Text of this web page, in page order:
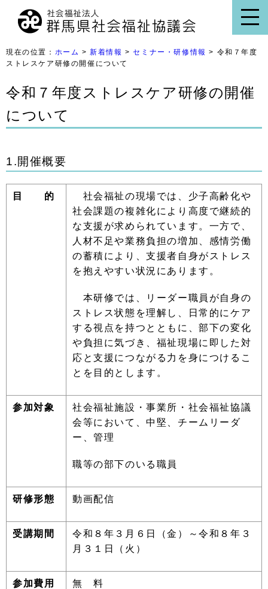
現在の位置： ホーム >新着情報 >セミナー・研修情報 > 令和７年度
ストレスケア研修の開催について
令和７年度ストレスケア研修の開催
について
1.開催概要
目 的
社会福祉の現場では、少子高齢化や
社会課題の複雑化により高度で継続的
な支援が求められています。一方で、
人材不足や業務負担の増加、感情労働
の蓄積により、支援者自身がストレス
を抱えやすい状況にあります。
本研修では、リーダー職員が自身の
ストレス状態を理解し、日常的にケア
する視点を持つとともに、部下の変化
や負担に気づき、福祉現場に即した対
応と支援につながる力を身につけるこ
とを目的とします。
参加対象
社会福祉施設・事業所・社会福祉協議
会等において、中堅、チームリーダ
ー、管理
職等の部下のいる職員
研修形態 動画配信
受講期間
令和８年３月６日（金）～令和８年３
月３１日（火）
参加費用 無 料